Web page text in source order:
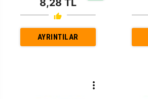
8,28 TL
AYRINTILAR